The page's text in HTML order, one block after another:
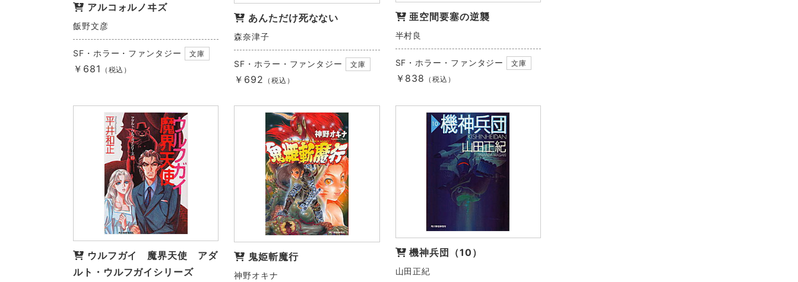
アルコォルノヰズ
飯野文彦
SF・ホラー・ファンタジー 文庫
￥681 （税込）
あんただけ死なない
森奈津子
SF・ホラー・ファンタジー 文庫
￥692 （税込）
亜空間要塞の逆襲
半村良
SF・ホラー・ファンタジー 文庫
￥838 （税込）
ウルフガイ 魔界天使 アダ
ルト・ウルフガイシリーズ
鬼姫斬魔行
神野オキナ
機神兵団（10）
山田正紀